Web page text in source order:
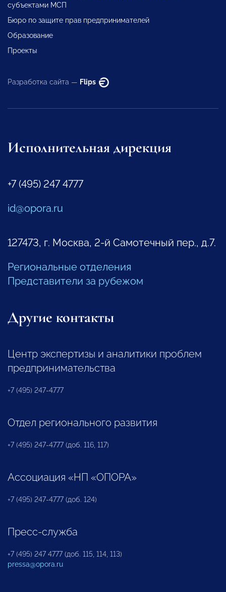
субъектами МСП
Бюро по защите прав предпринимателей
Образование
Проекты
Разработка сайта — Flips
Исполнительная дирекция
+7 (495) 247 4777
id@opora.ru
127473, г. Москва, 2-й Самотечный пер., д.7.
Региональные отделения
Представители за рубежом
Другие контакты
Центр экспертизы и аналитики проблем
предпринимательства
+7 (495) 247-4777
Отдел регионального развития
+7 (495) 247-4777 (доб. 116, 117)
Ассоциация «НП «ОПОРА»
+7 (495) 247-4777 (доб. 124)
Пресс-служба
+7 (495) 247 4777 (доб. 115, 114, 113)
pressa@opora.ru